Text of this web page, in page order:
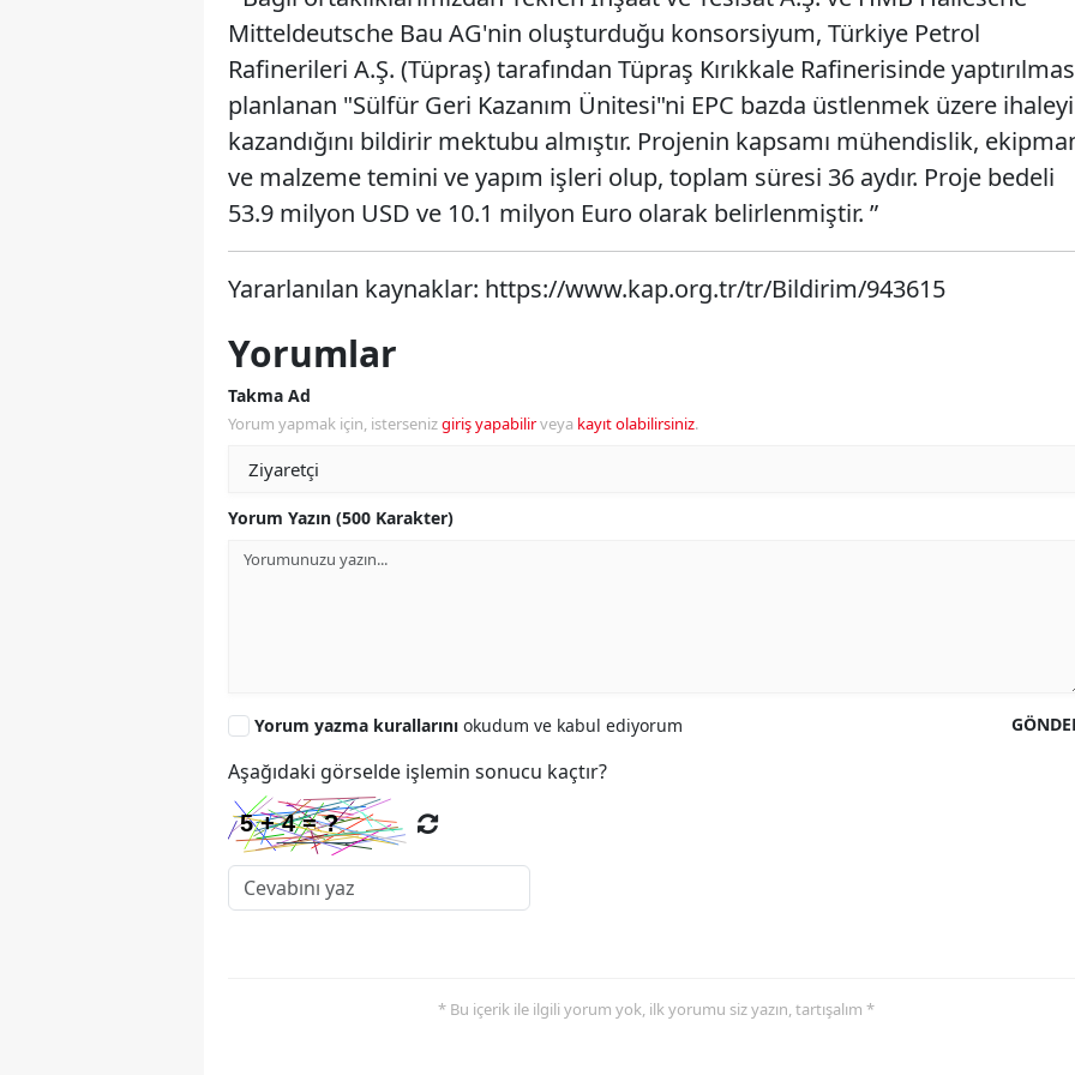
Mitteldeutsche Bau AG'nin oluşturduğu konsorsiyum, Türkiye Petrol
Rafinerileri A.Ş. (Tüpraş) tarafından Tüpraş Kırıkkale Rafinerisinde
planlanan "Sülfür Geri Kazanım Ünitesi"ni EPC bazda üstlenmek üzere ihaleyi
kazandığını bildirir mektubu almıştır. Projenin kapsamı mühendislik,
ve malzeme temini ve yapım işleri olup, toplam süresi 36 aydır. Proje bedeli
53.9 milyon USD ve 10.1 milyon Euro olarak belirlenmiştir. ”
Yararlanılan kaynaklar: https://www.kap.org.tr/tr/Bildirim/943615
Yorumlar
Takma Ad
Yorum yapmak için, istersenizgiriş yapabilirveya kayıt olabilirsiniz.
Yorum Yazın (500 Karakter)
Yorum yazma kurallarını okudum ve kabul ediyorum
Aşağıdaki görselde işlemin sonucu kaçtır?
* Bu içerik ile ilgili yorum yok, ilk yorumu siz yazın, tartışalım *